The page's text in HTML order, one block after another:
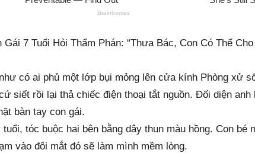
7 Tuổi Hỏi Thẩm Phán: “Thưa Bác, Con Có Thể
có ai phủ một lớp bụi mỏng lên cửa kính Phòng xử
siết rồi lại thả chiếc điện thoại tắt nguồn. Đối diện
bàn tay con gái.
tuổi, tóc buộc hai bên bằng dây thun màu hồng. Con
vào đôi mắt đó sẽ làm mình mềm lòng.